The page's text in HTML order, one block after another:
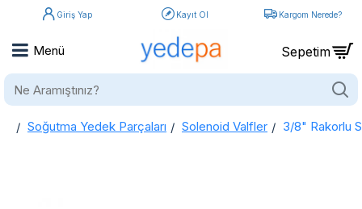
Giriş Yap Kayıt Ol Kargom Nerede?
Ne
home
Soğutma Yedek Parçaları Solenoid Valfler 3/8" Rakorlu